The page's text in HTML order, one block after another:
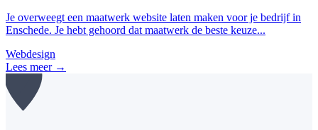
Je overweegt een maatwerk website laten maken voor je bedrijf in
Enschede. Je hebt gehoord dat maatwerk de beste keuze...
Webdesign
Lees meer →